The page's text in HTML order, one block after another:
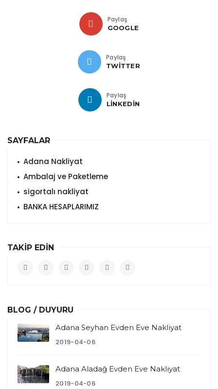
Paylaş
GOOGLE
Paylaş
TWITTER
Paylaş
LINKEDIN
SAYFALAR
Adana Nakliyat
Ambalaj ve Paketleme
sigortalı nakliyat
BANKA HESAPLARIMIZ
TAKİP EDİN
BLOG / DUYURU
Adana Seyhan Evden Eve Nakliyat
2019-04-06
Adana Aladağ Evden Eve Nakliyat
2019-04-06